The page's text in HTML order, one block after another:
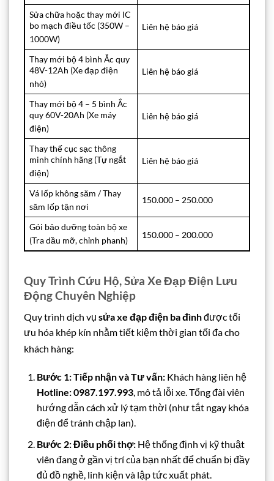
Sửa chữa hoặc thay mới IC
bo mạch điều tốc (350W –
1000W)
Liên hệ báo giá
Thay mới bộ 4 bình Ắc quy
48V-12Ah (Xe đạp điện
nhỏ)
Liên hệ báo giá
Thay mới bộ 4 – 5 bình Ắc
quy 60V-20Ah (Xe máy
điện)
Liên hệ báo giá
Thay thế cục sạc thông
minh chính hãng (Tự ngắt
điện)
Liên hệ báo giá
Vá lốp không săm / Thay
săm lốp tận nơi
150.000 – 250.000
Gói bảo dưỡng toàn bộ xe
(Tra dầu mỡ, chỉnh phanh)
150.000 – 200.000
Quy Trình Cứu Hộ, Sửa Xe Đạp Điện Lưu
Động Chuyên Nghiệp
Quy trình dịch vụ sửa xe đạp điện ba đìnhđược tối
ưu hóa khép kín nhằm tiết kiệm thời gian tối đa cho
khách hàng:
Bước 1: Tiếp nhận và Tư vấn:Khách hàng liên hệ
Hotline: 0987.197.993, mô tả lỗi xe. Tổng đài viên
hướng dẫn cách xử lý tạm thời (như tắt ngay khóa
điện để tránh chập lan).
Bước 2: Điều phối thợ:Hệ thống định vị kỹ thuật
viên đang ở gần vị trí của bạn nhất để chuẩn bị đầy
đủ đồ nghề, linh kiện và lập tức xuất phát.